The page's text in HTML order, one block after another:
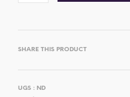
SHARE THIS PRODUCT
UGS : ND